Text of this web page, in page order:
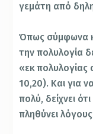
γεμάτη από
Όπως σύμφωνα
την πολυλογία
«εκ πολυλογίας
10,20). Και για
πολύ, δείχνει
πληθύνει